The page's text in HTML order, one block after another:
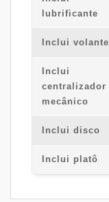
lubrificante
Inclui volante
Inclui
centralizador
mecânico
Inclui disco
Inclui platô